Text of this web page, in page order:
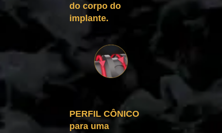
do corpo do
implante.
PERFIL CÔNICO
para uma